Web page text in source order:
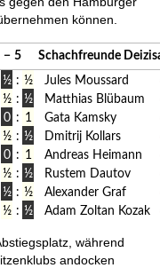
können.
− 5
Schachfreunde
½ : ½
Jules Moussard
½ : ½
Matthias Blübaum
0 : 1
Gata Kamsky
½ : ½
Dmitrij Kollars
0 : 1
Andreas Heimann
½ : ½
Rustem Dautov
½ : ½
Alexander Graf
½ : ½ Adam Zoltan Kozak
während
andocken